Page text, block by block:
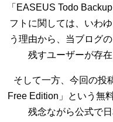
「EASEUS Todo
フトに関しては、いわ
う理由から、当ブログ
残すユーザーが存
そして一方、今回の投
Free Edition」という無
残念ながら公式で